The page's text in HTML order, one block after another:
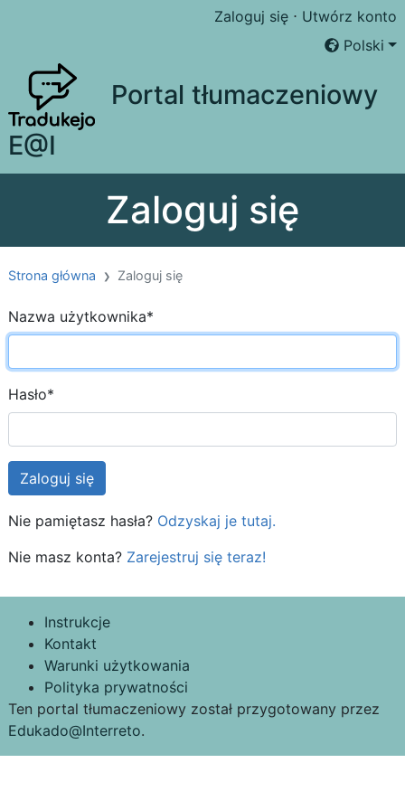
Zaloguj się ⋅ Utwórz konto
Polski
Portal tłumaczeniowy
E@I
Zaloguj się
Strona główna Zaloguj się
Nazwa użytkownika*
Hasło*
Nie pamiętasz hasła? Odzyskaj je tutaj.
Nie masz konta? Zarejestruj się teraz!
Instrukcje
Kontakt
Warunki użytkowania
Polityka prywatności
Ten portal tłumaczeniowy został przygotowany przez
Edukado@Interreto.